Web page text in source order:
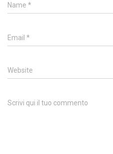
Name *
Email *
Website
Scrivi qui il tuo commento